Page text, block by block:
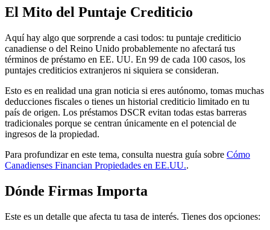
El Mito del Puntaje Crediticio
Aquí hay algo que sorprende a casi todos: tu puntaje crediticio
canadiense o del Reino Unido probablemente no afectará tus
términos de préstamo en EE. UU. En 99 de cada 100 casos, los
puntajes crediticios extranjeros ni siquiera se consideran.
Esto es en realidad una gran noticia si eres autónomo, tomas muchas
deducciones fiscales o tienes un historial crediticio limitado en tu
país de origen. Los préstamos DSCR evitan todas estas barreras
tradicionales porque se centran únicamente en el potencial de
ingresos de la propiedad.
Para profundizar en este tema, consulta nuestra guía sobre Cómo
Canadienses Financian Propiedades en EE.UU..
Dónde Firmas Importa
Este es un detalle que afecta tu tasa de interés. Tienes dos opciones: